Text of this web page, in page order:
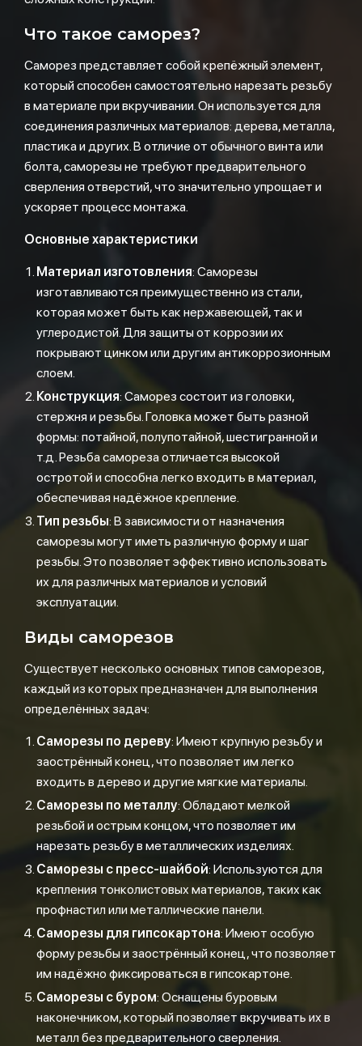
Что такое саморез?
Саморез представляет собой крепёжный элемент,
который способен самостоятельно нарезать резьбу
в материале при вкручивании. Он используется для
соединения различных материалов: дерева, металла,
пластика и других. В отличие от обычного винта или
болта, саморезы не требуют предварительного
сверления отверстий, что значительно упрощает и
ускоряет процесс монтажа.
Основные характеристики
Материал изготовления: Саморезы
изготавливаются преимущественно из стали,
которая может быть как нержавеющей, так и
углеродистой. Для защиты от коррозии их
покрывают цинком или другим антикоррозионным
слоем.
Конструкция: Саморез состоит из головки,
стержня и резьбы. Головка может быть разной
формы: потайной, полупотайной, шестигранной и
т.д. Резьба самореза отличается высокой
остротой и способна легко входить в материал,
обеспечивая надёжное крепление.
Тип резьбы: В зависимости от назначения
саморезы могут иметь различную форму и шаг
резьбы. Это позволяет эффективно использовать
их для различных материалов и условий
эксплуатации.
Виды саморезов
Существует несколько основных типов саморезов,
каждый из которых предназначен для выполнения
определённых задач:
Саморезы по дереву: Имеют крупную резьбу и
заострённый конец, что позволяет им легко
входить в дерево и другие мягкие материалы.
Саморезы по металлу: Обладают мелкой
резьбой и острым концом, что позволяет им
нарезать резьбу в металлических изделиях.
Саморезы с пресс-шайбой: Используются для
крепления тонколистовых материалов, таких как
профнастил или металлические панели.
Саморезы для гипсокартона: Имеют особую
форму резьбы и заострённый конец, что позволяет
им надёжно фиксироваться в гипсокартоне.
Саморезы с буром: Оснащены буровым
наконечником, который позволяет вкручивать их в
металл без предварительного сверления.